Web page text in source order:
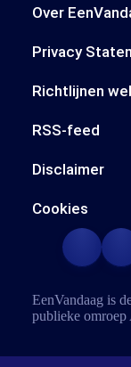
Over
Privacy
Richtlijnen
RSS-feed
Disclaimer
Cookies
EenVandaag is
publieke omroep